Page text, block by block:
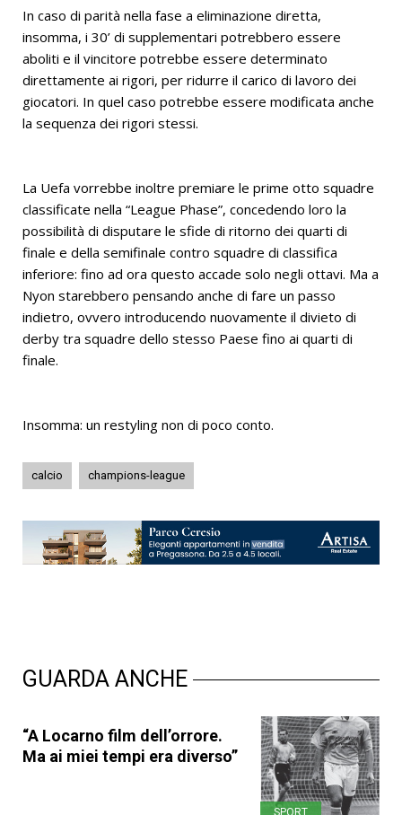
In caso di parità nella fase a eliminazione diretta,
insomma, i 30’ di supplementari potrebbero essere
aboliti e il vincitore potrebbe essere determinato
direttamente ai rigori, per ridurre il carico di lavoro dei
giocatori. In quel caso potrebbe essere modificata anche
la sequenza dei rigori stessi.
La Uefa vorrebbe inoltre premiare le prime otto squadre
classificate nella “League Phase”, concedendo loro la
possibilità di disputare le sfide di ritorno dei quarti di
finale e della semifinale contro squadre di classifica
inferiore: fino ad ora questo accade solo negli ottavi. Ma a
Nyon starebbero pensando anche di fare un passo
indietro, ovvero introducendo nuovamente il divieto di
derby tra squadre dello stesso Paese fino ai quarti di
finale.
Insomma: un restyling non di poco conto.
calcio champions-league
GUARDA ANCHE
“A Locarno film dell’orrore.
Ma ai miei tempi era diverso”